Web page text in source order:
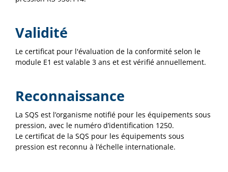
Validité
Le certificat pour l'évaluation de la conformité selon le
module E1 est valable 3 ans et est vérifié annuellement.
Reconnaissance
La SQS est l’organisme notifié pour les équipements sous
pression, avec le numéro d’identification 1250.
Le certificat de la SQS pour les équipements sous
pression est reconnu à l’échelle internationale.